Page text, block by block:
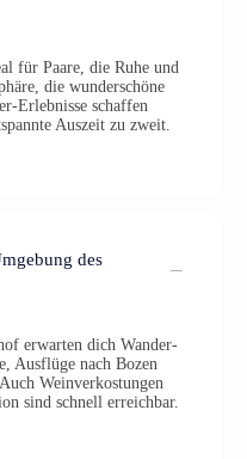
für Paare, die Ruhe und
die wunderschöne
Erlebnisse schaffen
Auszeit zu zweit.
des
erwarten dich Wander-
Ausflüge nach Bozen
Weinverkostungen
sind schnell erreichbar.